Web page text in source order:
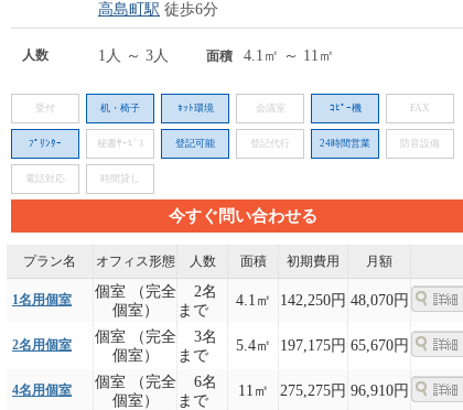
高島町駅 徒歩6分
人数 1人 ～ 3人 面積 4.1㎡ ～ 11㎡
受付 机・椅子 ﾈｯﾄ環境 会議室 ｺﾋﾟｰ機 FAX
ﾌﾟﾘﾝﾀｰ 秘書ｻｰﾋﾞｽ 登記可能 登記代行 24時間営業 防音設備
電話対応 時間貸し
今すぐ問い合わせる
プラン名 オフィス形態 人数 面積 初期費用 月額
1名用個室
個室 （完全
個室）
2名
まで
4.1㎡ 142,250円 48,070円
2名用個室
個室 （完全
個室）
3名
まで
5.4㎡ 197,175円 65,670円
4名用個室
個室 （完全
個室）
6名
まで
11㎡ 275,275円 96,910円